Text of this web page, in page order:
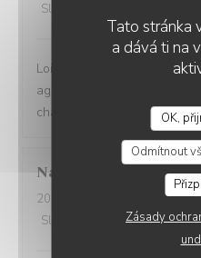
Tato stránka
a dává ti na
OK,
Odmítnout
Zásady
Služba
Loin de la foule de la place
agréable où les pizzas sont
chaleureux
Nathalie
2026-05-16
- 20:00 - Hosté 3
Služba
Atmosféra:5/5